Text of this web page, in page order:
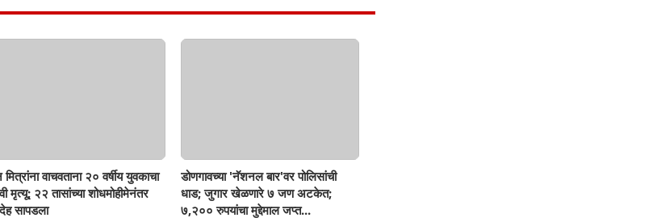
मित्रांना वाचवताना २० वर्षीय युवकाचा
मृत्यू; २२ तासांच्या शोधमोहीमेनंतर
सापडला
डोणगावच्या 'नॅशनल बार'वर पोलिसांची
धाड; जुगार खेळणारे ७ जण अटकेत;
७,२०० रुपयांचा मुद्देमाल जप्त...